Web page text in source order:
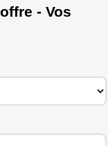
- Vos